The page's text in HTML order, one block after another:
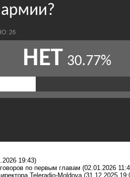
19:43)
по первым главам (02.01.2026
Teleradio-Moldova (31.12.2025